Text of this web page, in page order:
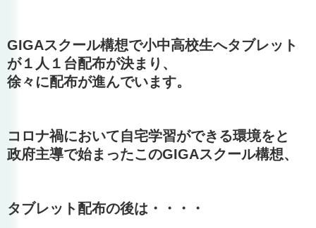
GIGAスクール構想で小中高校生へタブレット
が１人１台配布が決まり、
徐々に配布が進んでいます。
コロナ禍において自宅学習ができる環境をと
政府主導で始まったこのGIGAスクール構想、
タブレット配布の後は・・・・